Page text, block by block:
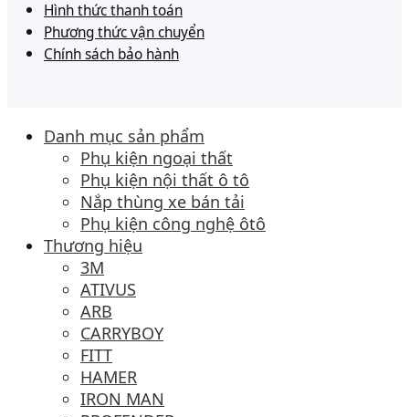
Hình thức thanh toán
Phương thức vận chuyển
Chính sách bảo hành
Danh mục sản phẩm
Phụ kiện ngoại thất
Phụ kiện nội thất ô tô
Nắp thùng xe bán tải
Phụ kiện công nghệ ôtô
Thương hiệu
3M
ATIVUS
ARB
CARRYBOY
FITT
HAMER
IRON MAN